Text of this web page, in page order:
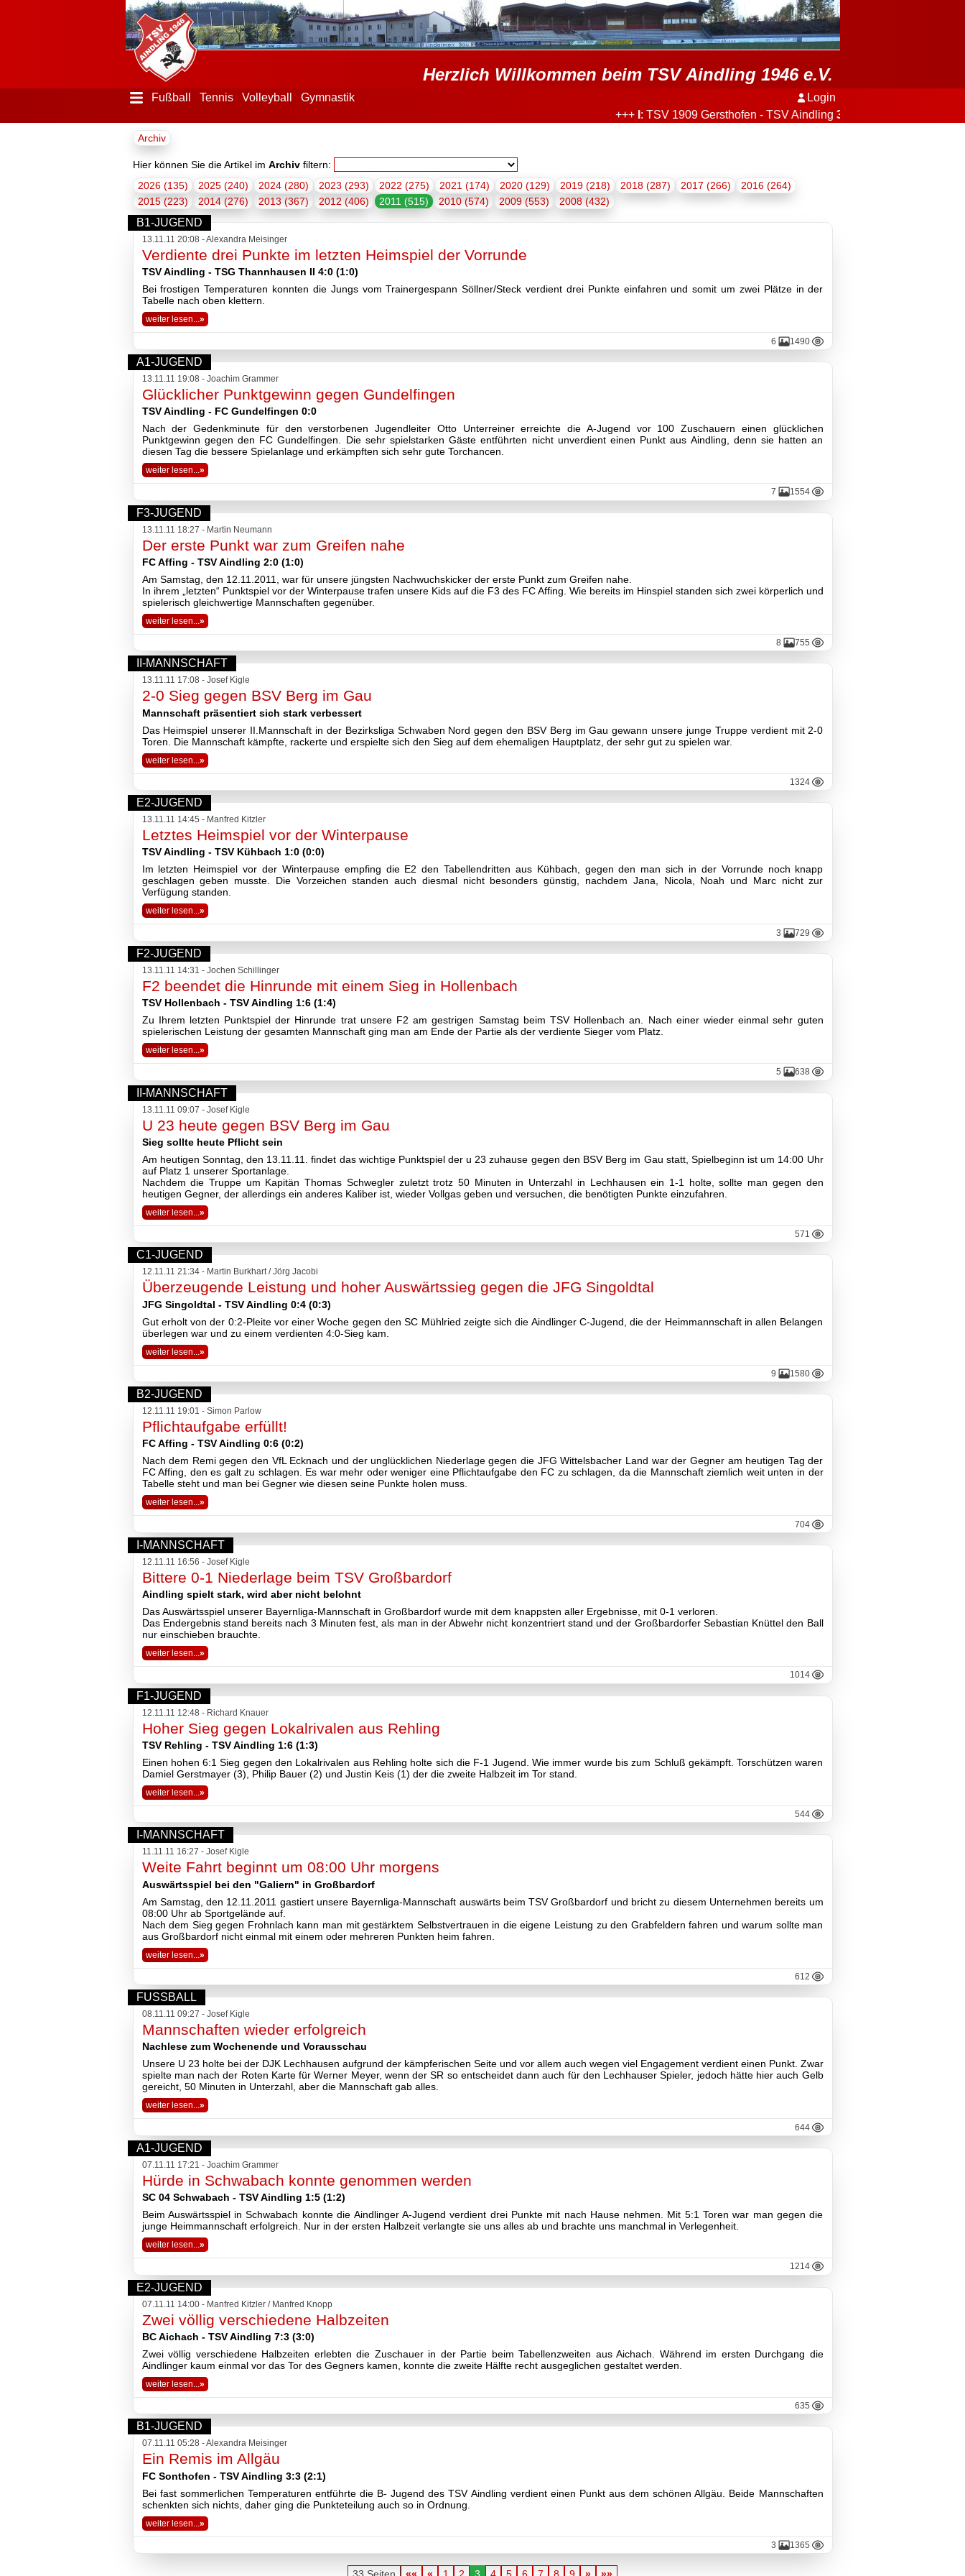
Herzlich Willkommen beim TSV Aindling 1946 e.V.
Fußball Tennis Volleyball Gymnastik
Login
: TSV 1909 Gersthofen - TSV Aindling3:2 +++
Menü
ausblenden
Der
Verein
Fußball
Volleyball
Stockschützen
Gymnastik
Basketball
TSV
Gaststätte
Sponsoren
Terminkalender
Fotogalerie
Wegbeschreibung
Archiv
2026
2025
2024
2023
2022
2021
2020
2018
2017
2016
2015
2014
2013
2012
2011
2010
2008
Impressum
Datenschutzerklärung
Haftungsausschluss
Archiv
Hier können Sie die Artikel im Archivfiltern:
2026 (135)
2025 (240) 2024 (280) 2023 (293) 2022 (275) 2021 (174) 2020 (129) 2019 (218) 2018 (287) 2017 (266)
2016 (264)
2015 (223)
2014 (276) 2013 (367) 2012 (406) 2011 (515) 2010 (574) 2009 (553) 2008 (432)
B1-JUGEND
13.11.11 20:08 - Alexandra Meisinger
Verdiente drei Punkte im letzten Heimspiel der Vorrunde
TSV Aindling - TSG Thannhausen II 4:0 (1:0)
Bei frostigen Temperaturen konnten die Jungs vom Trainergespann Söllner/Steck verdient drei Punkte einfahren und somit um zwei Plätze in der
Tabelle nach oben klettern.
weiter lesen...»
6 1490
A1-JUGEND
13.11.11 19:08 - Joachim Grammer
Glücklicher Punktgewinn gegen Gundelfingen
TSV Aindling - FC Gundelfingen 0:0
Nach der Gedenkminute für den verstorbenen Jugendleiter Otto Unterreiner erreichte die A-Jugend vor 100 Zuschauern einen glücklichen
Punktgewinn gegen den FC Gundelfingen. Die sehr spielstarken Gäste entführten nicht unverdient einen Punkt aus Aindling, denn sie hatten an
diesen Tag die bessere Spielanlage und erkämpften sich sehr gute Torchancen.
weiter lesen...»
7 1554
F3-JUGEND
13.11.11 18:27 - Martin Neumann
Der erste Punkt war zum Greifen nahe
FC Affing - TSV Aindling 2:0 (1:0)
Am Samstag, den 12.11.2011, war für unsere jüngsten Nachwuchskicker der erste Punkt zum Greifen nahe.
In ihrem „letzten“ Punktspiel vor der Winterpause trafen unsere Kids auf die F3 des FC Affing. Wie bereits im Hinspiel standen sich zwei körperlich und
spielerisch gleichwertige Mannschaften gegenüber.
weiter lesen...»
8 755
II-MANNSCHAFT
13.11.11 17:08 - Josef Kigle
2-0 Sieg gegen BSV Berg im Gau
Mannschaft präsentiert sich stark verbessert
Das Heimspiel unserer II.Mannschaft in der Bezirksliga Schwaben Nord gegen den BSV Berg im Gau gewann unsere junge Truppe verdient mit 2-0
Toren. Die Mannschaft kämpfte, rackerte und erspielte sich den Sieg auf dem ehemaligen Hauptplatz, der sehr gut zu spielen war.
weiter lesen... »
1324
E2-JUGEND
13.11.11 14:45 - Manfred Kitzler
Letztes Heimspiel vor der Winterpause
TSV Aindling - TSV Kühbach 1:0 (0:0)
Im letzten Heimspiel vor der Winterpause empfing die E2 den Tabellendritten aus Kühbach, gegen den man sich in der Vorrunde noch knapp
geschlagen geben musste. Die Vorzeichen standen auch diesmal nicht besonders günstig, nachdem Jana, Nicola, Noah und Marc nicht zur
Verfügung standen.
weiter lesen...»
3 729
F2-JUGEND
13.11.11 14:31 - Jochen Schillinger
F2 beendet die Hinrunde mit einem Sieg in Hollenbach
TSV Hollenbach - TSV Aindling 1:6 (1:4)
Zu Ihrem letzten Punktspiel der Hinrunde trat unsere F2 am gestrigen Samstag beim TSV Hollenbach an. Nach einer wieder einmal sehr guten
spielerischen Leistung der gesamten Mannschaft ging man am Ende der Partie als der verdiente Sieger vom Platz.
weiter lesen...»
5 638
II-MANNSCHAFT
13.11.11 09:07 - Josef Kigle
U 23 heute gegen BSV Berg im Gau
Sieg sollte heute Pflicht sein
Am heutigen Sonntag, den 13.11.11. findet das wichtige Punktspiel der u 23 zuhause gegen den BSV Berg im Gau statt, Spielbeginn ist um 14:00 Uhr
auf Platz 1 unserer Sportanlage.
Nachdem die Truppe um Kapitän Thomas Schwegler zuletzt trotz 50 Minuten in Unterzahl in Lechhausen ein 1-1 holte, sollte man gegen den
heutigen Gegner, der allerdings ein anderes Kaliber ist, wieder Vollgas geben und versuchen, die benötigten Punkte einzufahren.
weiter lesen...»
571
C1-JUGEND
12.11.11 21:34 - Martin Burkhart / Jörg Jacobi
Überzeugende Leistung und hoher Auswärtssieg gegen die JFG Singoldtal
JFG Singoldtal - TSV Aindling 0:4 (0:3)
Gut erholt von der 0:2-Pleite vor einer Woche gegen den SC Mühlried zeigte sich die Aindlinger C-Jugend, die der Heimmannschaft in allen Belangen
überlegen war und zu einem verdienten 4:0-Sieg kam.
weiter lesen... »
9 1580
B2-JUGEND
12.11.11 19:01 - Simon Parlow
Pflichtaufgabe erfüllt!
FC Affing - TSV Aindling 0:6 (0:2)
Nach dem Remi gegen den VfL Ecknach und der unglücklichen Niederlage gegen die JFG Wittelsbacher Land war der Gegner am heutigen Tag der
FC Affing, den es galt zu schlagen. Es war mehr oder weniger eine Pflichtaufgabe den FC zu schlagen, da die Mannschaft ziemlich weit unten in der
Tabelle steht und man bei Gegner wie diesen seine Punkte holen muss.
weiter lesen...»
704
I-MANNSCHAFT
12.11.11 16:56 - Josef Kigle
Bittere 0-1 Niederlage beim TSV Großbardorf
Aindling spielt stark, wird aber nicht belohnt
Das Auswärtsspiel unserer Bayernliga-Mannschaft in Großbardorf wurde mit dem knappsten aller Ergebnisse, mit 0-1 verloren.
Das Endergebnis stand bereits nach 3 Minuten fest, als man in der Abwehr nicht konzentriert stand und der Großbardorfer Sebastian Knüttel den Ball
nur einschieben brauchte.
weiter lesen...»
1014
F1-JUGEND
12.11.11 12:48 - Richard Knauer
Hoher Sieg gegen Lokalrivalen aus Rehling
TSV Rehling - TSV Aindling 1:6 (1:3)
Einen hohen 6:1 Sieg gegen den Lokalrivalen aus Rehling holte sich die F-1 Jugend. Wie immer wurde bis zum Schluß gekämpft. Torschützen waren
Damiel Gerstmayer (3), Philip Bauer (2) und Justin Keis (1) der die zweite Halbzeit im Tor stand.
weiter lesen...»
544
I-MANNSCHAFT
11.11.11 16:27 - Josef Kigle
Weite Fahrt beginnt um 08:00 Uhr morgens
Auswärtsspiel bei den "Galiern" in Großbardorf
Am Samstag, den 12.11.2011 gastiert unsere Bayernliga-Mannschaft auswärts beim TSV Großbardorf und bricht zu diesem Unternehmen bereits um
08:00 Uhr ab Sportgelände auf.
Nach dem Sieg gegen Frohnlach kann man mit gestärktem Selbstvertrauen in die eigene Leistung zu den Grabfeldern fahren und warum sollte man
aus Großbardorf nicht einmal mit einem oder mehreren Punkten heim fahren.
weiter lesen... »
612
FUSSBALL
08.11.11 09:27 - Josef Kigle
Mannschaften wieder erfolgreich
Nachlese zum Wochenende und Vorausschau
Unsere U 23 holte bei der DJK Lechhausen aufgrund der kämpferischen Seite und vor allem auch wegen viel Engagement verdient einen Punkt. Zwar
spielte man nach der Roten Karte für Werner Meyer, wenn der SR so entscheidet dann auch für den Lechhauser Spieler, jedoch hätte hier auch Gelb
gereicht, 50 Minuten in Unterzahl, aber die Mannschaft gab alles.
weiter lesen...»
644
A1-JUGEND
07.11.11 17:21 - Joachim Grammer
Hürde in Schwabach konnte genommen werden
SC 04 Schwabach - TSV Aindling 1:5 (1:2)
Beim Auswärtsspiel in Schwabach konnte die Aindlinger A-Jugend verdient drei Punkte mit nach Hause nehmen. Mit 5:1 Toren war man gegen die
junge Heimmannschaft erfolgreich. Nur in der ersten Halbzeit verlangte sie uns alles ab und brachte uns manchmal in Verlegenheit.
weiter lesen...»
1214
E2-JUGEND
07.11.11 14:00 - Manfred Kitzler / Manfred Knopp
Zwei völlig verschiedene Halbzeiten
BC Aichach - TSV Aindling 7:3 (3:0)
Zwei völlig verschiedene Halbzeiten erlebten die Zuschauer in der Partie beim Tabellenzweiten aus Aichach. Während im ersten Durchgang die
Aindlinger kaum einmal vor das Tor des Gegners kamen, konnte die zweite Hälfte recht ausgeglichen gestaltet werden.
weiter lesen...»
635
B1-JUGEND
07.11.11 05:28 - Alexandra Meisinger
Ein Remis im Allgäu
FC Sonthofen - TSV Aindling 3:3 (2:1)
Bei fast sommerlichen Temperaturen entführte die B- Jugend des TSV Aindling verdient einen Punkt aus dem schönen Allgäu. Beide Mannschaften
schenkten sich nichts, daher ging die Punkteteilung auch so in Ordnung.
weiter lesen... »
3 1365